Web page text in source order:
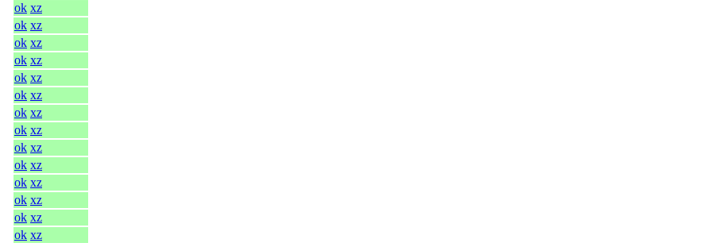
ok xz
ok xz
ok xz
ok xz
ok xz
ok xz
ok xz
ok xz
ok xz
ok xz
ok xz
ok xz
ok xz
ok xz